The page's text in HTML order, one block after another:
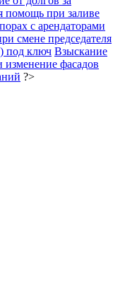
помощь при заливе
с арендаторами
смене председателя
под ключ Взыскание
изменение фасадов
?>